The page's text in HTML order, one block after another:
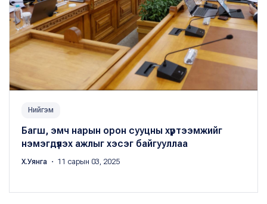
Нийгэм
Багш, эмч нарын орон сууцны хүртээмжийг
нэмэгдүүлэх ажлыг хэсэг байгууллаа
Х.Уянга ・ 11 сарын 03, 2025